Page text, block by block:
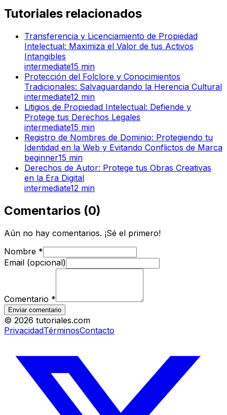
Tutoriales relacionados
Transferencia y Licenciamiento de Propiedad
Intelectual: Maximiza el Valor de tus Activos
Intangibles
intermediate15 min
Protección del Folclore y Conocimientos
Tradicionales: Salvaguardando la Herencia Cultural
intermediate12 min
Litigios de Propiedad Intelectual: Defiende y
Protege tus Derechos Legales
intermediate15 min
Registro de Nombres de Dominio: Protegiendo tu
Identidad en la Web y Evitando Conflictos de Marca
beginner15 min
Derechos de Autor: Protege tus Obras Creativas
en la Era Digital
intermediate12 min
Comentarios (0)
Aún no hay comentarios. ¡Sé el primero!
Nombre *
Email (opcional)
Comentario *
Enviar comentario
© 2026 tutoriales.com
PrivacidadTérminosContacto